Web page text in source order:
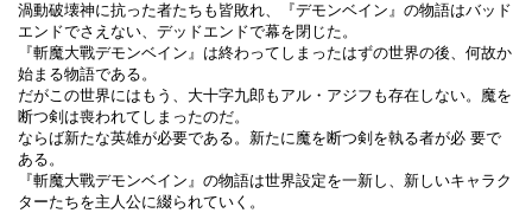
渦動破壊神に抗った者たちも皆敗れ、『デモンベイン』の物語はバッド
エンドでさえない、デッドエンドで幕を閉じた。
『斬魔大戰デモンベイン』は終わってしまったはずの世界の後、何故か
始まる物語である。
だがこの世界にはもう、大十字九郎もアル・アジフも存在しない。魔を
断つ剣は喪われてしまったのだ。
ならば新たな英雄が必要である。新たに魔を断つ剣を執る者が必 要で
ある。
『斬魔大戰デモンベイン』の物語は世界設定を一新し、新しいキャラク
ターたちを主人公に綴られていく。